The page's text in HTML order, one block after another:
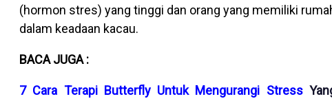
(hormon stres) yang tinggi dan orang yang memiliki
dalam keadaan kacau.
BACA JUGA :
7 Cara Terapi Butterfly Untuk Mengurangi Stress